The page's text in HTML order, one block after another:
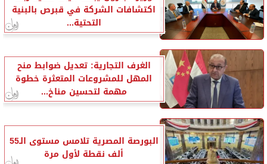
اكتشافات الشركة في قبرص بالبنية
التحتية...
الغرف التجارية: تعديل ضوابط منح
المهل للمشروعات المتعثرة خطوة
مهمة لتحسين مناخ...
البورصة المصرية تلامس مستوى الـ55
ألف نقطة لأول مرة